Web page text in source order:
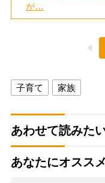
が…
子育て 家族
あわせて読みた
あなたにオススメ